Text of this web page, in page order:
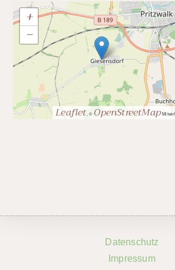
+
−
Leaflet , © OpenStreetMap
Datenschutz
Impressum